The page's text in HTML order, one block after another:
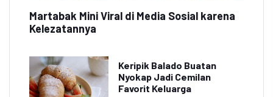
Martabak Mini Viral di Media Sosial karena
Kelezatannya
Keripik Balado Buatan
Nyokap Jadi Cemilan
Favorit Keluarga